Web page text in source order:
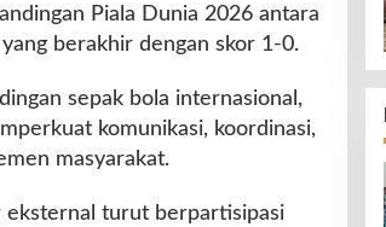
Piala Dunia 2026 antara
berakhir dengan skor 1-0.
sepak bola internasional,
komunikasi, koordinasi,
masyarakat.
eksternal turut berpartisipasi